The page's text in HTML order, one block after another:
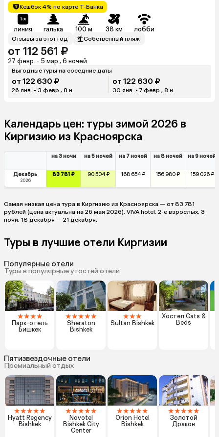
Кешбэк 4% по карте Т-Банка
линия галька 100 м 38 км лобби
Отзывы за этот год Собственный пляж
от 112 561 ₽
27 февр. - 5 мар., 6 ночей
Выгодные туры на соседние даты
от 122 630 ₽
26 янв. - 3 февр., 8 н.
от 122 630 ₽
30 янв. - 7 февр., 8 н.
Календарь цен: туры зимой 2026 в
Киргизию из Красноярска
на 3 ночи на 5 ночей на 7 ночей на 8 ночей на 9 ночей
Декабрь
2026
83 781 ₽ 90 504 ₽ 168 654 ₽ 156 980 ₽ 159 026 ₽
Самая низкая цена тура в Киргизию из Красноярска — от 83 781
рублей (цена актуальна на 26 мая 2026), VIVA hotel, 2-е взрослых, 3
ночи, 18 декабря — 21 декабря.
Туры в лучшие отели Киргизии
Популярные отели
Туры в популярные у гостей отели
★★★★
Парк-отель
Бишкек
★★★★★
Sheraton
Bishkek
★★★
Sultan Bishkek
Хостел Cats &
Beds
Пятизвездочные отели
Премиальный отдых
★★★★★
Hyatt Regency
Bishkek
★★★★★
Novotel
Bishkek City
Center
★★★★★
Orion Hotel
Bishkek
★★★★★
Золотой
Дракон